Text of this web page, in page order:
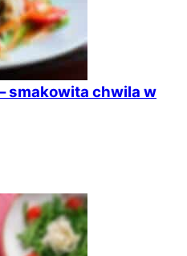
smakowita chwila w